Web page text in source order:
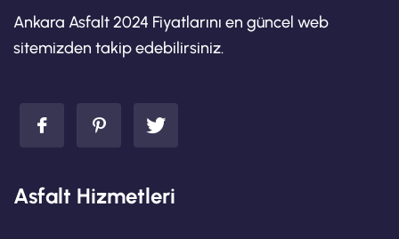
Ankara Asfalt 2024 Fiyatlarını en güncel web
sitemizden takip edebilirsiniz.
Asfalt Hizmetleri